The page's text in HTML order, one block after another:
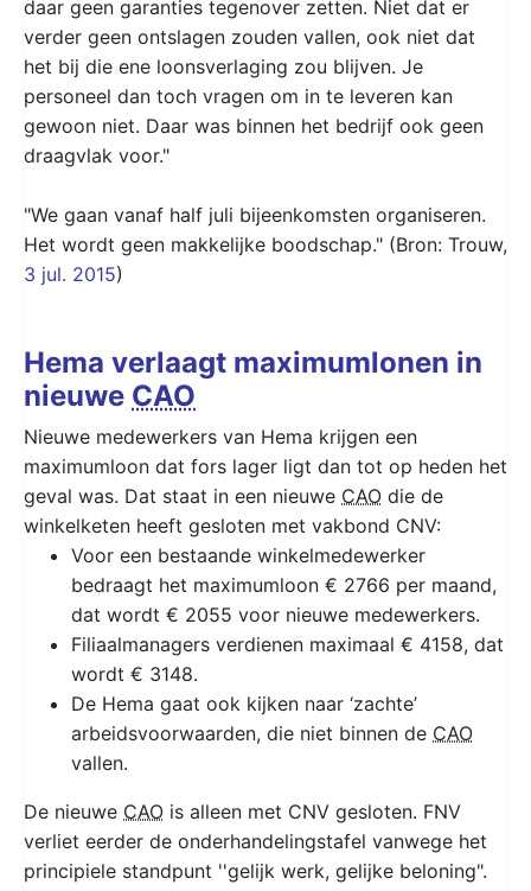
daar geen garanties tegenover zetten. Niet dat er
verder geen ontslagen zouden vallen, ook niet dat
het bij die ene loonsverlaging zou blijven. Je
personeel dan toch vragen om in te leveren kan
gewoon niet. Daar was binnen het bedrijf ook geen
draagvlak voor."
"We gaan vanaf half juli bijeenkomsten organiseren.
Het wordt geen makkelijke boodschap." (Bron: Trouw,
3 jul. 2015)
Hema verlaagt maximumlonen in
nieuwe CAO
Nieuwe medewerkers van Hema krijgen een
maximumloon dat fors lager ligt dan tot op heden het
geval was. Dat staat in een nieuwe CAO die de
winkelketen heeft gesloten met vakbond CNV:
Voor een bestaande winkelmedewerker
bedraagt het maximumloon € 2766 per maand,
dat wordt € 2055 voor nieuwe medewerkers.
Filiaalmanagers verdienen maximaal € 4158, dat
wordt € 3148.
De Hema gaat ook kijken naar ‘zachte’
arbeidsvoorwaarden, die niet binnen de CAO
vallen.
De nieuwe CAO is alleen met CNV gesloten. FNV
verliet eerder de onderhandelingstafel vanwege het
principiele standpunt ''gelijk werk, gelijke beloning".